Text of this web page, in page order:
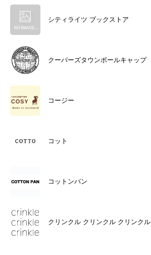
シティライツ ブックストア
クーパーズタウンボールキャップ
コージー
コット
コットンパン
クリンクル クリンクル クリンクル